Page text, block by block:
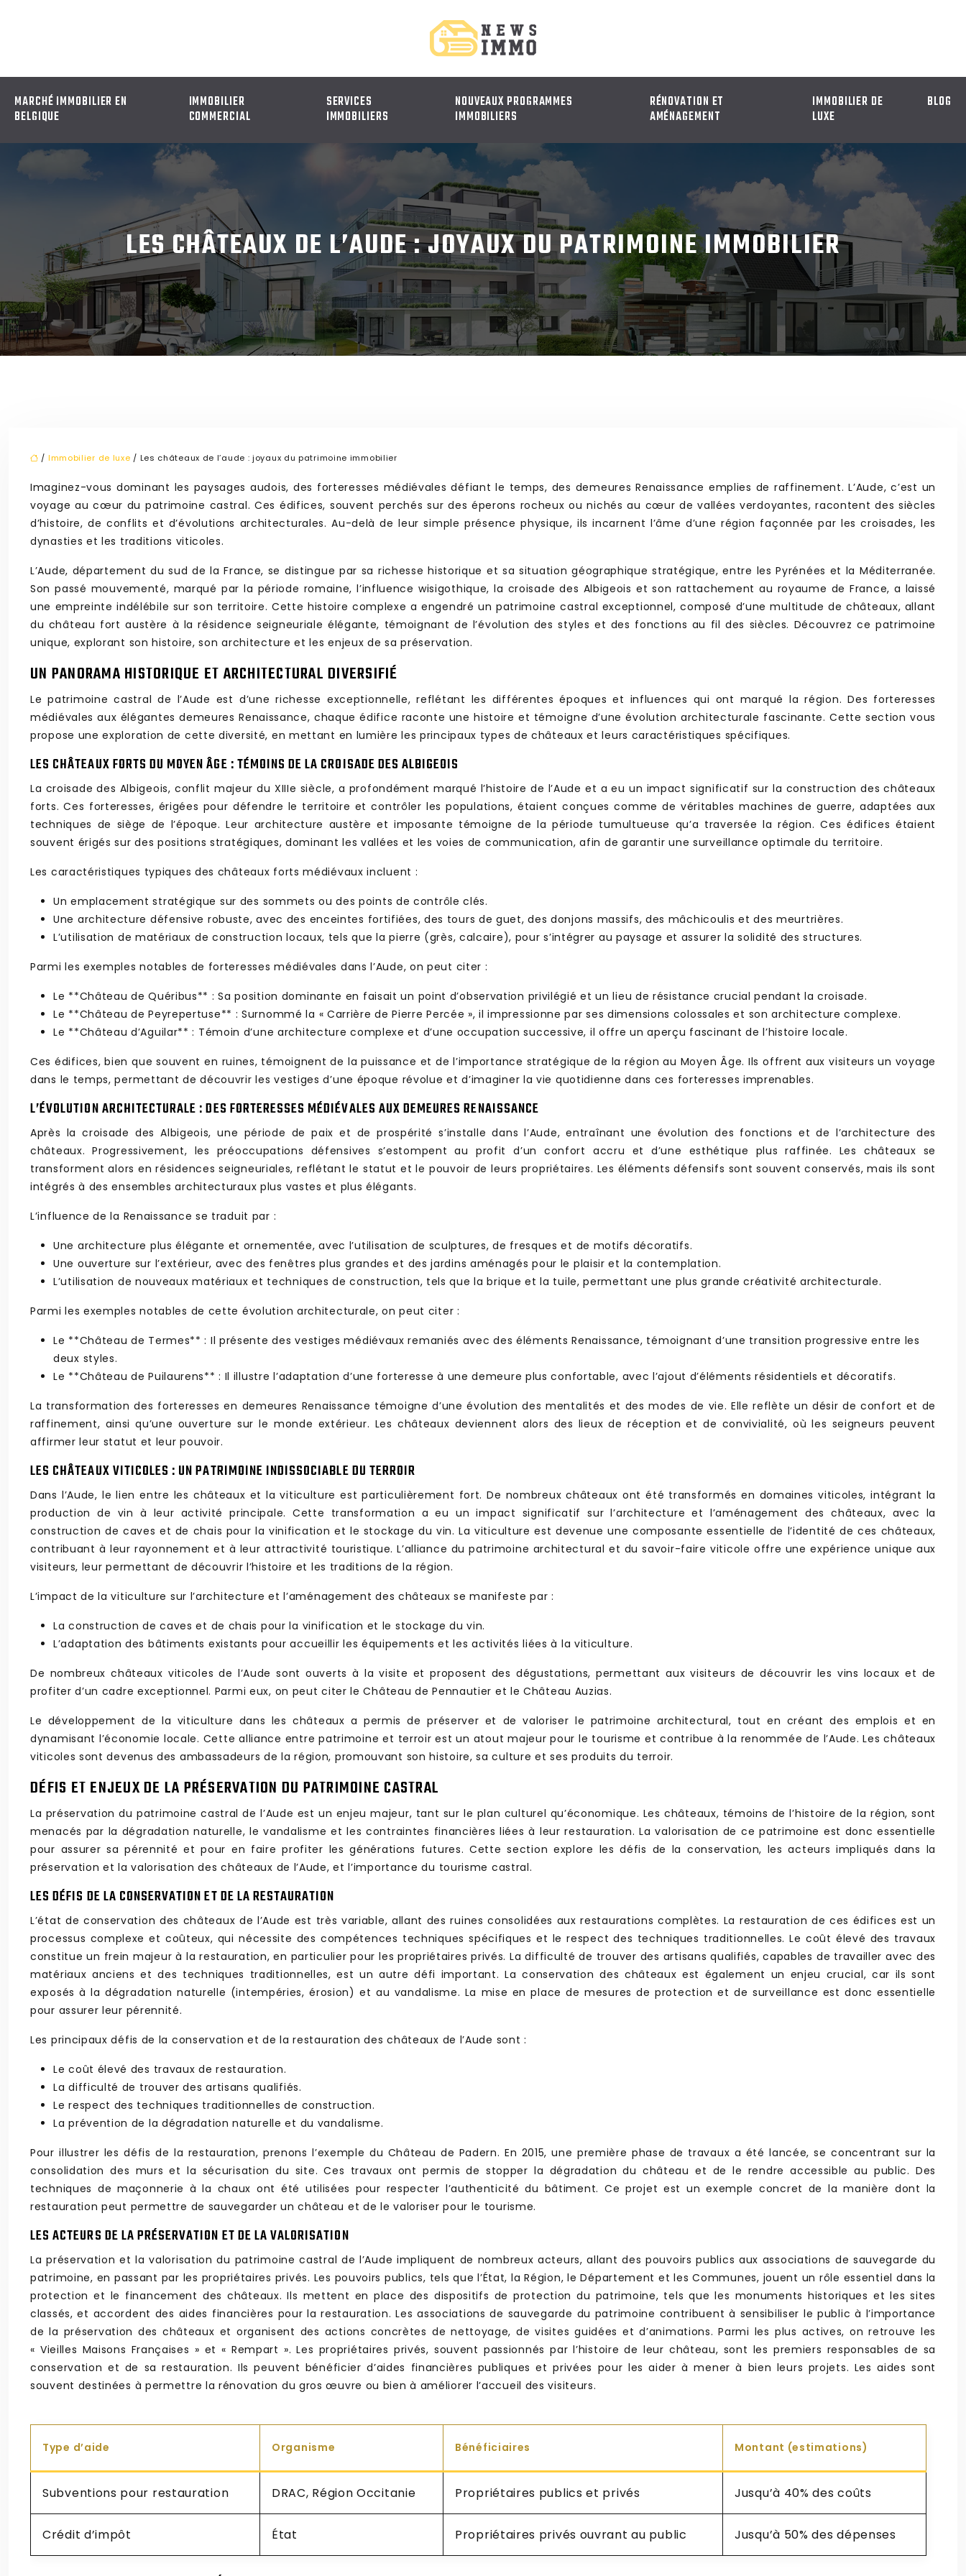
MARCHÉ IMMOBILIER EN
BELGIQUE
IMMOBILIER
COMMERCIAL
SERVICES
IMMOBILIERS
NOUVEAUX PROGRAMMES
IMMOBILIERS
RÉNOVATION ET
AMÉNAGEMENT
IMMOBILIER DE
LUXE
BLOG
LES CHÂTEAUX DE L’AUDE : JOYAUX DU PATRIMOINE IMMOBILIER
/ Immobilier de luxe / Les châteaux de l’aude : joyaux du patrimoine immobilier
Imaginez-vous dominant les paysages audois, des forteresses médiévales défiant le temps, des demeures Renaissance emplies de raffinement. L’Aude, c’est un
voyage au cœur du patrimoine castral. Ces édifices, souvent perchés sur des éperons rocheux ou nichés au cœur de vallées verdoyantes, racontent des siècles
d’histoire, de conflits et d’évolutions architecturales. Au-delà de leur simple présence physique, ils incarnent l’âme d’une région façonnée par les croisades, les
dynasties et les traditions viticoles.
L’Aude, département du sud de la France, se distingue par sa richesse historique et sa situation géographique stratégique, entre les Pyrénées et la Méditerranée.
Son passé mouvementé, marqué par la période romaine, l’influence wisigothique, la croisade des Albigeois et son rattachement au royaume de France, a laissé
une empreinte indélébile sur son territoire. Cette histoire complexe a engendré un patrimoine castral exceptionnel, composé d’une multitude de châteaux, allant
du château fort austère à la résidence seigneuriale élégante, témoignant de l’évolution des styles et des fonctions au fil des siècles. Découvrez ce patrimoine
unique, explorant son histoire, son architecture et les enjeux de sa préservation.
UN PANORAMA HISTORIQUE ET ARCHITECTURAL DIVERSIFIÉ
Le patrimoine castral de l’Aude est d’une richesse exceptionnelle, reflétant les différentes époques et influences qui ont marqué la région. Des forteresses
médiévales aux élégantes demeures Renaissance, chaque édifice raconte une histoire et témoigne d’une évolution architecturale fascinante. Cette section vous
propose une exploration de cette diversité, en mettant en lumière les principaux types de châteaux et leurs caractéristiques spécifiques.
LES CHÂTEAUX FORTS DU MOYEN ÂGE : TÉMOINS DE LA CROISADE DES ALBIGEOIS
La croisade des Albigeois, conflit majeur du XIIIe siècle, a profondément marqué l’histoire de l’Aude et a eu un impact significatif sur la construction des châteaux
forts. Ces forteresses, érigées pour défendre le territoire et contrôler les populations, étaient conçues comme de véritables machines de guerre, adaptées aux
techniques de siège de l’époque. Leur architecture austère et imposante témoigne de la période tumultueuse qu’a traversée la région. Ces édifices étaient
souvent érigés sur des positions stratégiques, dominant les vallées et les voies de communication, afin de garantir une surveillance optimale du territoire.
Les caractéristiques typiques des châteaux forts médiévaux incluent :
Un emplacement stratégique sur des sommets ou des points de contrôle clés.
Une architecture défensive robuste, avec des enceintes fortifiées, des tours de guet, des donjons massifs, des mâchicoulis et des meurtrières.
L’utilisation de matériaux de construction locaux, tels que la pierre (grès, calcaire), pour s’intégrer au paysage et assurer la solidité des structures.
Parmi les exemples notables de forteresses médiévales dans l’Aude, on peut citer :
Le **Château de Quéribus** : Sa position dominante en faisait un point d’observation privilégié et un lieu de résistance crucial pendant la croisade.
Le **Château de Peyrepertuse** : Surnommé la « Carrière de Pierre Percée », il impressionne par ses dimensions colossales et son architecture complexe.
Le **Château d’Aguilar** : Témoin d’une architecture complexe et d’une occupation successive, il offre un aperçu fascinant de l’histoire locale.
Ces édifices, bien que souvent en ruines, témoignent de la puissance et de l’importance stratégique de la région au Moyen Âge. Ils offrent aux visiteurs un voyage
dans le temps, permettant de découvrir les vestiges d’une époque révolue et d’imaginer la vie quotidienne dans ces forteresses imprenables.
L’ÉVOLUTION ARCHITECTURALE : DES FORTERESSES MÉDIÉVALES AUX DEMEURES RENAISSANCE
Après la croisade des Albigeois, une période de paix et de prospérité s’installe dans l’Aude, entraînant une évolution des fonctions et de l’architecture des
châteaux. Progressivement, les préoccupations défensives s’estompent au profit d’un confort accru et d’une esthétique plus raffinée. Les châteaux se
transforment alors en résidences seigneuriales, reflétant le statut et le pouvoir de leurs propriétaires. Les éléments défensifs sont souvent conservés, mais ils sont
intégrés à des ensembles architecturaux plus vastes et plus élégants.
L’influence de la Renaissance se traduit par :
Une architecture plus élégante et ornementée, avec l’utilisation de sculptures, de fresques et de motifs décoratifs.
Une ouverture sur l’extérieur, avec des fenêtres plus grandes et des jardins aménagés pour le plaisir et la contemplation.
L’utilisation de nouveaux matériaux et techniques de construction, tels que la brique et la tuile, permettant une plus grande créativité architecturale.
Parmi les exemples notables de cette évolution architecturale, on peut citer :
Le **Château de Termes** : Il présente des vestiges médiévaux remaniés avec des éléments Renaissance, témoignant d’une transition progressive entre les
deux styles.
Le **Château de Puilaurens** : Il illustre l’adaptation d’une forteresse à une demeure plus confortable, avec l’ajout d’éléments résidentiels et décoratifs.
La transformation des forteresses en demeures Renaissance témoigne d’une évolution des mentalités et des modes de vie. Elle reflète un désir de confort et de
raffinement, ainsi qu’une ouverture sur le monde extérieur. Les châteaux deviennent alors des lieux de réception et de convivialité, où les seigneurs peuvent
affirmer leur statut et leur pouvoir.
LES CHÂTEAUX VITICOLES : UN PATRIMOINE INDISSOCIABLE DU TERROIR
Dans l’Aude, le lien entre les châteaux et la viticulture est particulièrement fort. De nombreux châteaux ont été transformés en domaines viticoles, intégrant la
production de vin à leur activité principale. Cette transformation a eu un impact significatif sur l’architecture et l’aménagement des châteaux, avec la
construction de caves et de chais pour la vinification et le stockage du vin. La viticulture est devenue une composante essentielle de l’identité de ces châteaux,
contribuant à leur rayonnement et à leur attractivité touristique. L’alliance du patrimoine architectural et du savoir-faire viticole offre une expérience unique aux
visiteurs, leur permettant de découvrir l’histoire et les traditions de la région.
L’impact de la viticulture sur l’architecture et l’aménagement des châteaux se manifeste par :
La construction de caves et de chais pour la vinification et le stockage du vin.
L’adaptation des bâtiments existants pour accueillir les équipements et les activités liées à la viticulture.
De nombreux châteaux viticoles de l’Aude sont ouverts à la visite et proposent des dégustations, permettant aux visiteurs de découvrir les vins locaux et de
profiter d’un cadre exceptionnel. Parmi eux, on peut citer le Château de Pennautier et le Château Auzias.
Le développement de la viticulture dans les châteaux a permis de préserver et de valoriser le patrimoine architectural, tout en créant des emplois et en
dynamisant l’économie locale. Cette alliance entre patrimoine et terroir est un atout majeur pour le tourisme et contribue à la renommée de l’Aude. Les châteaux
viticoles sont devenus des ambassadeurs de la région, promouvant son histoire, sa culture et ses produits du terroir.
DÉFIS ET ENJEUX DE LA PRÉSERVATION DU PATRIMOINE CASTRAL
La préservation du patrimoine castral de l’Aude est un enjeu majeur, tant sur le plan culturel qu’économique. Les châteaux, témoins de l’histoire de la région, sont
menacés par la dégradation naturelle, le vandalisme et les contraintes financières liées à leur restauration. La valorisation de ce patrimoine est donc essentielle
pour assurer sa pérennité et pour en faire profiter les générations futures. Cette section explore les défis de la conservation, les acteurs impliqués dans la
préservation et la valorisation des châteaux de l’Aude, et l’importance du tourisme castral.
LES DÉFIS DE LA CONSERVATION ET DE LA RESTAURATION
L’état de conservation des châteaux de l’Aude est très variable, allant des ruines consolidées aux restaurations complètes. La restauration de ces édifices est un
processus complexe et coûteux, qui nécessite des compétences techniques spécifiques et le respect des techniques traditionnelles. Le coût élevé des travaux
constitue un frein majeur à la restauration, en particulier pour les propriétaires privés. La difficulté de trouver des artisans qualifiés, capables de travailler avec des
matériaux anciens et des techniques traditionnelles, est un autre défi important. La conservation des châteaux est également un enjeu crucial, car ils sont
exposés à la dégradation naturelle (intempéries, érosion) et au vandalisme. La mise en place de mesures de protection et de surveillance est donc essentielle
pour assurer leur pérennité.
Les principaux défis de la conservation et de la restauration des châteaux de l’Aude sont :
Le coût élevé des travaux de restauration.
La difficulté de trouver des artisans qualifiés.
Le respect des techniques traditionnelles de construction.
La prévention de la dégradation naturelle et du vandalisme.
Pour illustrer les défis de la restauration, prenons l’exemple du Château de Padern. En 2015, une première phase de travaux a été lancée, se concentrant sur la
consolidation des murs et la sécurisation du site. Ces travaux ont permis de stopper la dégradation du château et de le rendre accessible au public. Des
techniques de maçonnerie à la chaux ont été utilisées pour respecter l’authenticité du bâtiment. Ce projet est un exemple concret de la manière dont la
restauration peut permettre de sauvegarder un château et de le valoriser pour le tourisme.
LES ACTEURS DE LA PRÉSERVATION ET DE LA VALORISATION
La préservation et la valorisation du patrimoine castral de l’Aude impliquent de nombreux acteurs, allant des pouvoirs publics aux associations de sauvegarde du
patrimoine, en passant par les propriétaires privés. Les pouvoirs publics, tels que l’État, la Région, le Département et les Communes, jouent un rôle essentiel dans la
protection et le financement des châteaux. Ils mettent en place des dispositifs de protection du patrimoine, tels que les monuments historiques et les sites
classés, et accordent des aides financières pour la restauration. Les associations de sauvegarde du patrimoine contribuent à sensibiliser le public à l’importance
de la préservation des châteaux et organisent des actions concrètes de nettoyage, de visites guidées et d’animations. Parmi les plus actives, on retrouve les
« Vieilles Maisons Françaises » et « Rempart ». Les propriétaires privés, souvent passionnés par l’histoire de leur château, sont les premiers responsables de sa
conservation et de sa restauration. Ils peuvent bénéficier d’aides financières publiques et privées pour les aider à mener à bien leurs projets. Les aides sont
souvent destinées à permettre la rénovation du gros œuvre ou bien à améliorer l’accueil des visiteurs.
Type d’aide Organisme Bénéficiaires Montant (estimations)
Subventions pour restauration DRAC, Région Occitanie Propriétaires publics et privés Jusqu’à 40% des coûts
Crédit d’impôt État Propriétaires privés ouvrant au public Jusqu’à 50% des dépenses